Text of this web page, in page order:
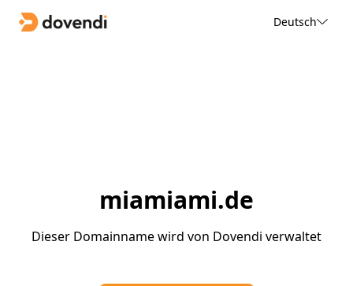
Deutsch
miamiami.de
Dieser Domainname wird von Dovendi verwaltet